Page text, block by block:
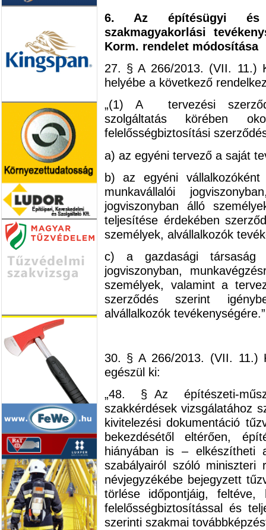
6. Az építésügyi és
szakmagyakorlási
Korm. rendelet módosítása
27. § A 266/2013. (VII. 11.)
helyébe a következő
„(1) A tervezési
szolgáltatás körében
felelősségbiztosítási
a) az egyéni tervező a saját
b) az egyéni
munkavállalói
jogviszonyban álló
teljesítése érdekében
személyek, alvállalkozók
c) a gazdasági
jogviszonyban,
személyek, valamint a
szerződés szerint
alvállalkozók tevékenységére.”
30. § A 266/2013. (VII. 11.)
egészül ki:
„48. § Az építészeti-
szakkérdések vizsgálatához
kivitelezési dokumentáció
bekezdésétől eltérően,
hiányában is – elkészítheti
szabályairól szóló miniszteri
névjegyzékébe bejegyzett
törlése időpontjáig,
felelősségbiztosítással és
szerinti szakmai